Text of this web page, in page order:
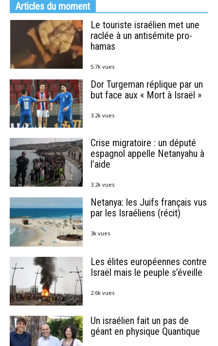
Articles du moment
Le touriste israélien met une
raclée à un antisémite pro-
hamas
5.7k vues
Dor Turgeman réplique par un
but face aux « Mort à Israël »
3.2k vues
Crise migratoire : un député
espagnol appelle Netanyahu à
l’aide
3.2k vues
Netanya: les Juifs français vus
par les Israéliens (récit)
3k vues
Les élites européennes contre
Israël mais le peuple s’éveille
2.6k vues
Un israélien fait un pas de
géant en physique Quantique